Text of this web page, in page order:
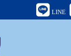
LINE